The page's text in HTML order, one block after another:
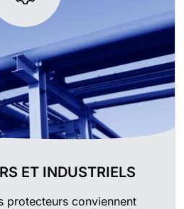
ET INDUSTRIELS
protecteurs conviennent